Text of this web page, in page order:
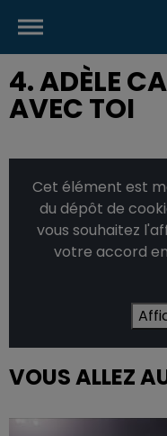
4. ADÈLE
AVEC TOI
Cet élément est
du dépôt de
vous souhaitez
votre accord
VOUS ALLEZ